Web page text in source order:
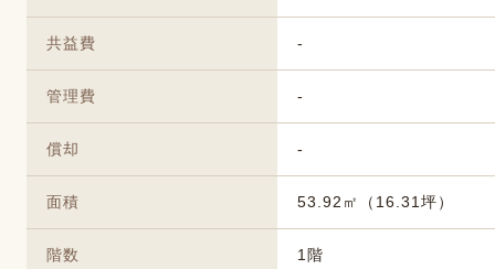
共益費 -
管理費 -
償却 -
面積 53.92㎡（16.31坪）
階数 1階